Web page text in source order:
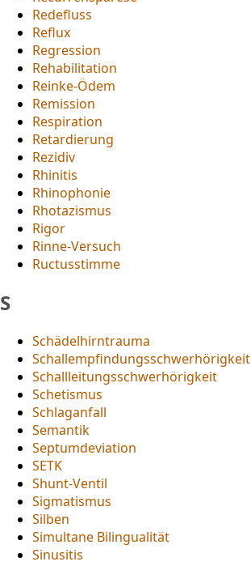
Redefluss
Reflux
Regression
Rehabilitation
Reinke-Ödem
Remission
Respiration
Retardierung
Rezidiv
Rhinitis
Rhinophonie
Rhotazismus
Rigor
Rinne-Versuch
Ructusstimme
S
Schädelhirntrauma
Schallempfindungsschwerhörigkeit
Schallleitungsschwerhörigkeit
Schetismus
Schlaganfall
Semantik
Septumdeviation
SETK
Shunt-Ventil
Sigmatismus
Silben
Simultane Bilingualität
Sinusitis